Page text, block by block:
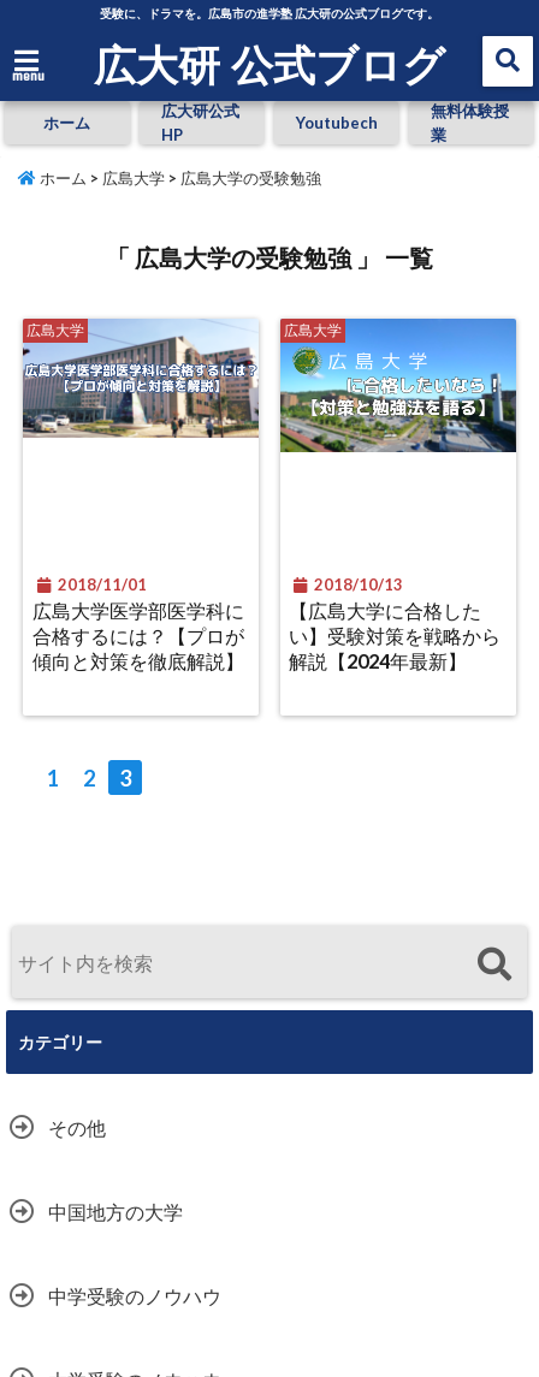
受験に、ドラマを。広島市の進学塾 広大研の公式ブログです。
menu 広大研 公式ブログ
ホーム
広大研公式
HP
Youtubech
無料体験授
業
ホーム > 広島大学 > 広島大学の受験勉強
「 広島大学の受験勉強 」 一覧
広島大学
2018/11/01
広島大学医学部医学科に
合格するには？【プロが
傾向と対策を徹底解説】
広島大学
2018/10/13
【広島大学に合格した
い】受験対策を戦略から
解説【2024年最新】
1 2 3
カテゴリー
その他
中国地方の大学
中学受験のノウハウ